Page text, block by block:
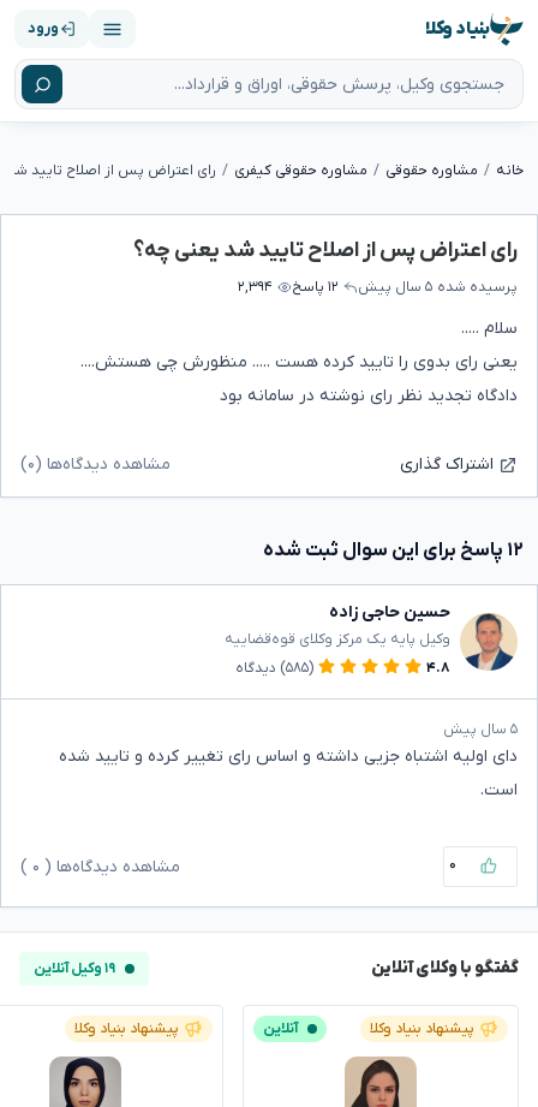
بنیاد وکلا ورود
خانه مشاوره حقوقی مشاوره حقوقی کیفری رای اعتراض پس از اصلاح تایید شد
رای اعتراض پس از اصلاح تایید شد یعنی چه؟
پرسیده شده ۵ سال پیش ۱۲ پاسخ ۲,۳۹۴
سلام .....
یعنی رای بدوی را تایید کرده هست ..... منظورش چی هستش....
دادگاه تجدید نظر رای نوشته در سامانه بود
اشتراک گذاری مشاهده دیدگاه‌ها (۰)
۱۲ پاسخ برای این سوال ثبت شده
حسین حاجی زاده
وکیل پایه یک مرکز وکلای قوه‌قضاییه
۴.۸
(۵۸۵) دیدگاه
۵ سال پیش
دای اولیه اشتباه جزیی داشته و اساس رای تغییر کرده و تایید شده
است.
۰ مشاهده دیدگاه‌ها ( ۰
گفتگو با وکلای آنلاین ۱۹ وکیل آنلاین
پیشنهاد بنیاد وکلا آنلاین پیشنهاد بنیاد وکلا